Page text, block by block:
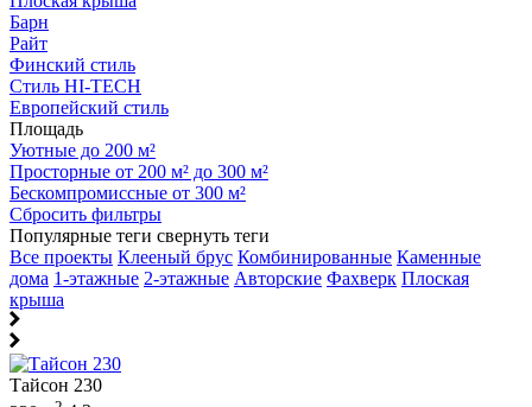
Барн
Райт
Финский стиль
Стиль HI-TECH
Европейский стиль
Площадь
Уютные до 200 м²
Просторные от 200 м² до 300 м²
Бескомпромиссные от 300 м²
Сбросить фильтры
Популярные теги свернуть теги
Все проекты Клееный брус Комбинированные Каменные
дома 1-этажные 2-этажные Авторские Фахверк Плоская
крыша
Тайсон 230